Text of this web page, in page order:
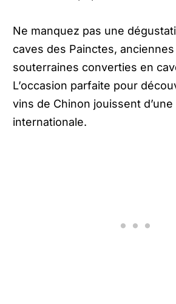
Ne manquez pas une
caves des Painctes,
souterraines converties en
L’occasion parfaite pour
vins de Chinon jouissent
internationale.